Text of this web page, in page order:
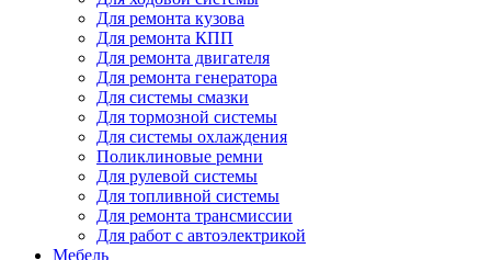
Для ремонта кузова
Для ремонта КПП
Для ремонта двигателя
Для ремонта генератора
Для системы смазки
Для тормозной системы
Для системы охлаждения
Поликлиновые ремни
Для рулевой системы
Для топливной системы
Для ремонта трансмиссии
Для работ с автоэлектрикой
Мебель